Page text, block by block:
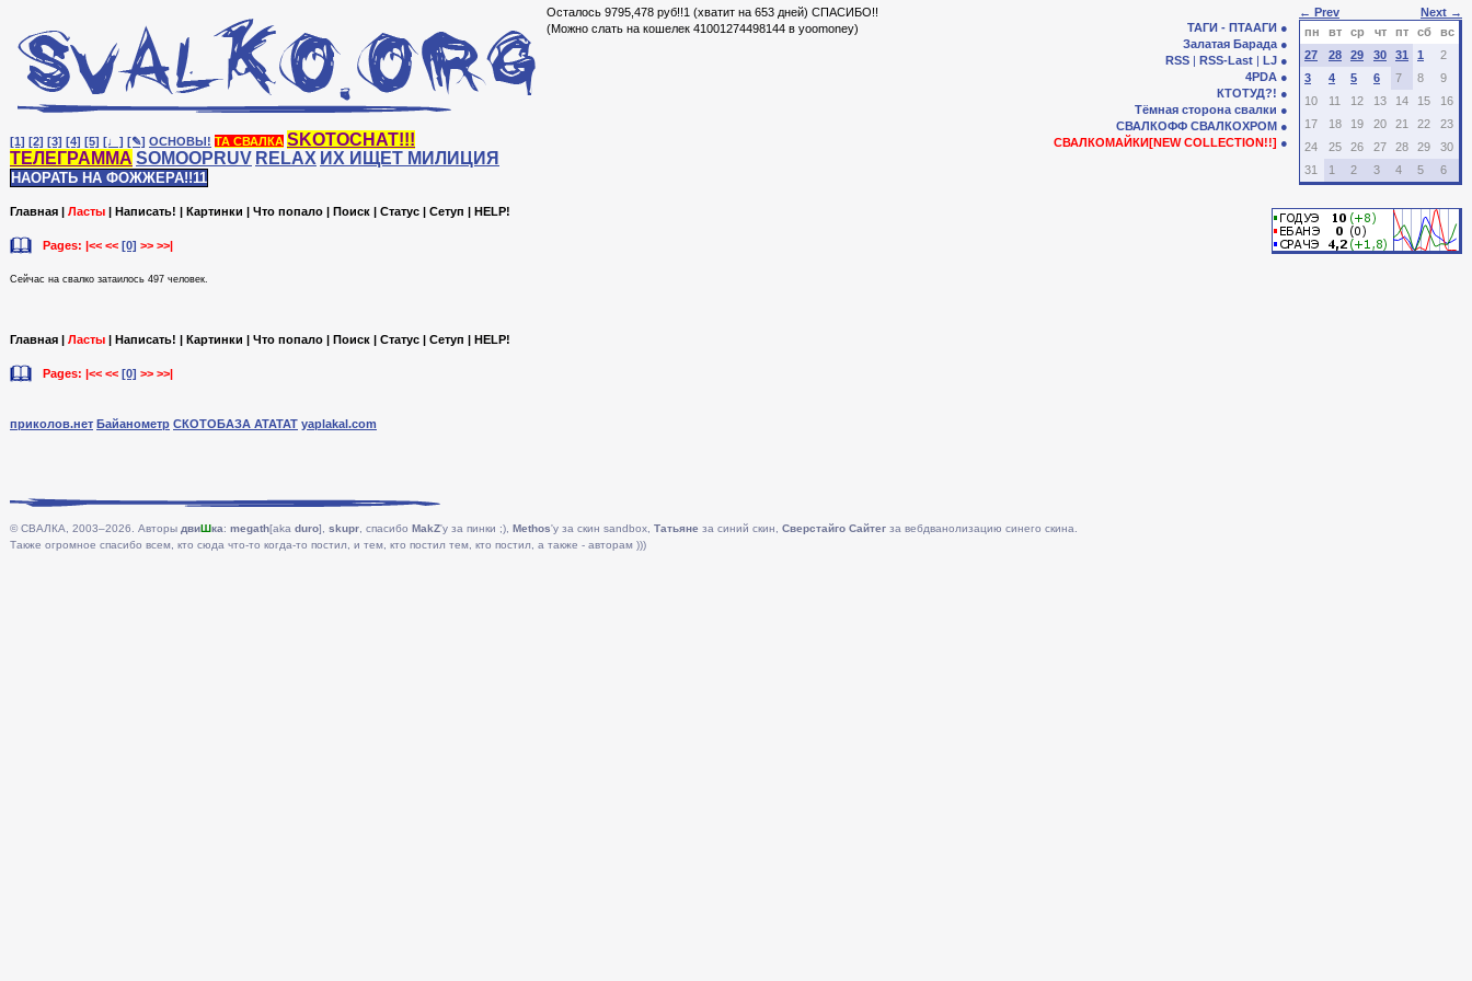
[1] [2] [3] [4] [5] [♩] [✎] ОСНОВЫ! ТА СВАЛКА SKOTOCHAT!!!
ТЕЛЕГРАММА SOMOOPRUV RELAX ИХ ИЩЕТ МИЛИЦИЯ
НАОРАТЬ НА ФОЖЖЕРА!!11
Осталось 9795,478 руб!!1 (хватит на 653 дней) СПАСИБО!!
(Можно слать на кошелек 41001274498144 в yoomoney)
ТАГИ - ПТААГИ
Залатая Барада
RSS | RSS-Last | LJ
4PDA
КТОТУД?!
Тёмная сторона свалки
СВАЛКОФФ СВАЛКОХРОМ
СВАЛКОМАЙКИ[NEW COLLECTION!!]
← Prev
Next →
пн
вт ср чт пт сб
вс
27
28 29 30 31 1
2
3
4 5 6 7 8
9
10
11 12 13 14 15
16
17
18 19 20 21 22
23
24
25 26 27 28 29
30
31
1 2 3 4 5 6
Главная | Ласты | Написать! | Картинки | Что попало | Поиск | Статус | Сетуп | HELP!
Pages: |<< << [0] >> >>|
Сейчас на cвалко затаилось 497 человек.
Главная | Ласты | Написать! | Картинки | Что попало | Поиск | Статус | Сетуп | HELP!
Pages: |<< << [0] >> >>|
приколов.нет Байанометр СКОТОБАЗА АТАТАТ yaplakal.com
© СВАЛКА, 2003–2026. Авторы двиШка: megath[aka duro], skupr , спасибо MakZ'у за пинки ;), Methos'у за скин sandbox, Татьяне за синий скин, Сверстайго Сайтег за вебдванолизацию синего скина.
Также огромное спасибо всем, кто сюда что-то когда-то постил, и тем, кто постил тем, кто постил, а также - авторам )))